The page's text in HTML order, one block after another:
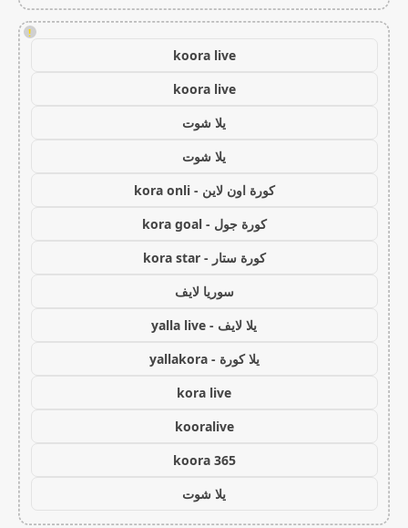
!
koora live
koora live
يلا شوت
يلا شوت
كورة اون لاين - kora onli
كورة جول - kora goal
كورة ستار - kora star
سوريا لايف
يلا لايف - yalla live
يلا كورة - yallakora
kora live
kooralive
koora 365
يلا شوت